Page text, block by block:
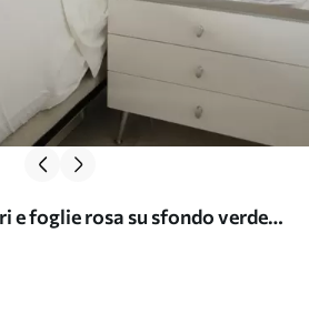
e foglie rosa su sfondo verde